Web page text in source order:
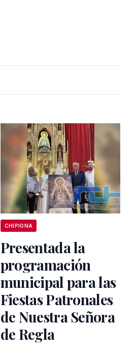
CHIPIONA
Presentada la
programación
municipal para las
Fiestas Patronales
de Nuestra Señora
de Regla